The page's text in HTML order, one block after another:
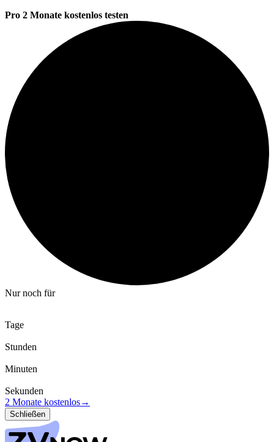
Pro 2 Monate kostenlos testen
Nur noch für
Tage
Stunden
Minuten
Sekunden
2 Monate kostenlos→
Schließen